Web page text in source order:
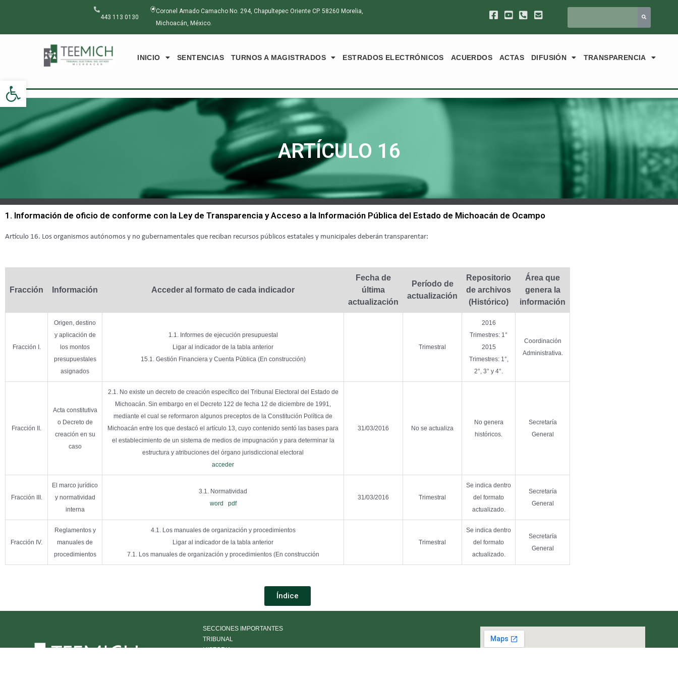
Abrir barra de herramientas
443 113 0130
Coronel Amado Camacho No. 294, Chapultepec Oriente CP. 58260 Morelia,
Michoacán, México.
INICIO SENTENCIAS TURNOS A MAGISTRADOS ESTRADOS ELECTRÓNICOS ACUERDOS ACTAS DIFUSIÓN TRANSPARENCIA
ARTÍCULO 16
1. Información de oficio de conforme con la Ley de Transparencia y Acceso a la Información Pública del Estado de Michoacán de Ocampo
Artículo 16. Los organismos autónomos y no gubernamentales que reciban recursos públicos estatales y municipales deberán transparentar:
Fracción Información Acceder al formato de cada indicador
Fecha de
última
actualización
Período de
actualización
Repositorio
de archivos
(Histórico)
Área que
genera la
información
Fracción I.
Origen, destino
y aplicación de
los montos
presupuestales
asignados
1.1. Informes de ejecución presupuestal
Ligar al indicador de la tabla anterior
15.1. Gestión Financiera y Cuenta Pública (En construcción)
Trimestral
2016
Trimestres: 1°
2015
Trimestres: 1°,
2°, 3° y 4°.
Coordinación
Administrativa.
Fracción II.
Acta constitutiva
o Decreto de
creación en su
caso
2.1. No existe un decreto de creación específico del Tribunal Electoral del Estado de
Michoacán. Sin embargo en el Decreto 122 de fecha 12 de diciembre de 1991,
mediante el cual se reformaron algunos preceptos de la Constitución Política de
Michoacán entre los que destacó el artículo 13, cuyo contenido sentó las bases para
el establecimiento de un sistema de medios de impugnación y para determinar la
estructura y atribuciones del órgano jurisdiccional electoral
acceder
31/03/2016 No se actualiza
No genera
históricos.
Secretaría
General
Fracción III.
El marco jurídico
y normatividad
interna
3.1. Normatividad
word
pdf
31/03/2016 Trimestral
Se indica dentro
del formato
actualizado.
Secretaría
General
Fracción IV.
Reglamentos y
manuales de
procedimientos
4.1. Los manuales de organización y procedimientos
Ligar al indicador de la tabla anterior
7.1. Los manuales de organización y procedimientos (En construcción
Trimestral
Se indica dentro
del formato
actualizado.
Secretaría
General
Índice
SECCIONES IMPORTANTES
TRIBUNAL
HISTORIA